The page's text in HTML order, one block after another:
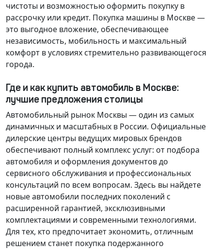
чистоты и возможностью оформить покупку в
рассрочку или кредит. Покупка машины в Москве —
это выгодное вложение, обеспечивающее
независимость, мобильность и максимальный
комфорт в условиях стремительно развивающегося
города.
Где и как купить автомобиль в Москве:
лучшие предложения столицы
Автомобильный рынок Москвы — один из самых
динамичных и масштабных в России. Официальные
дилерские центры ведущих мировых брендов
обеспечивают полный комплекс услуг: от подбора
автомобиля и оформления документов до
сервисного обслуживания и профессиональных
консультаций по всем вопросам. Здесь вы найдете
новые автомобили последних поколений с
расширенной гарантией, эксклюзивными
комплектациями и современными технологиями.
Для тех, кто предпочитает экономить, отличным
решением станет покупка подержанного